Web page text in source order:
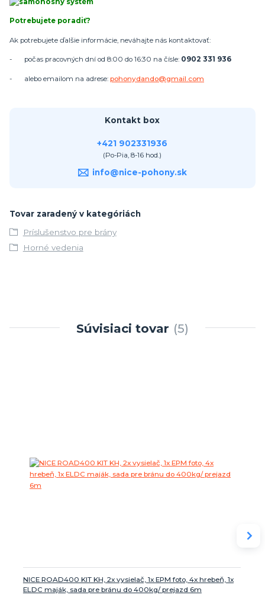
Potrebujete poradiť?
Ak potrebujete ďalšie informácie, neváhajte nás kontaktovať:
- počas pracovných dní od 8:00 do 16:30 na čísle: 0902 331 936
- alebo emailom na adrese: pohonydando@gmail.com
Kontakt box
+421 902331936
(Po-Pia, 8-16 hod.)
info@nice-pohony.sk
Tovar zaradený v kategóriách
Príslušenstvo pre brány
Horné vedenia
Súvisiaci tovar 5
NICE ROAD400 KIT KH, 2x vysielač, 1x EPM foto, 4x hrebeň, 1x
ELDC maják, sada pre bránu do 400kg/ prejazd 6m